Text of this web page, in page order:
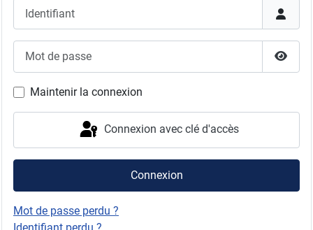
Maintenir la connexion
Connexion avec clé d'accès
Connexion
Mot de passe perdu ?
Identifiant perdu ?